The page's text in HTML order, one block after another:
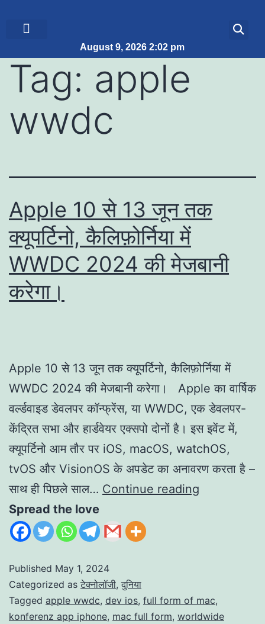
August 9, 2026 2:02 pm
Tag: apple
wwdc
Apple 10 से 13 जून तक
क्यूपर्टिनो, कैलिफ़ोर्निया में
WWDC 2024 की मेजबानी
करेगा।
Apple 10 से 13 जून तक क्यूपर्टिनो, कैलिफ़ोर्निया में
WWDC 2024 की मेजबानी करेगा। Apple का वार्षिक
वर्ल्डवाइड डेवलपर कॉन्फ्रेंस, या WWDC, एक डेवलपर-
केंद्रित सभा और हार्डवेयर एक्सपो दोनों है। इस इवेंट में,
क्यूपर्टिनो आम तौर पर iOS, macOS, watchOS,
tvOS और VisionOS के अपडेट का अनावरण करता है –
साथ ही पिछले साल… Continue reading
Spread the love
Published May 1, 2024
Categorized as टेक्नोलॉजी, दुनिया
Tagged apple wwdc, dev ios, full form of mac,
konferenz app iphone, mac full form, worldwide